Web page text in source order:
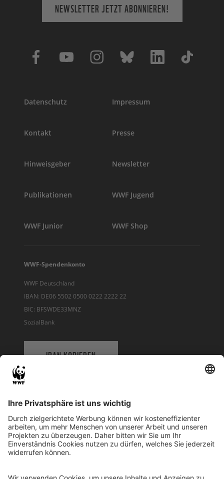
NEWSLETTER JETZT ABONNIEREN!
Datenschutz Impressum
Kontakt Presse
Hinweisgeber Newsletter
Publikationen WWF Jugend
WWF Junior WWF Shop
WWF-Spendenkonto
WWF Deutschland
IBAN: DE06 5502 0500 0222 2222 22
BIC: BFSWDE33MNZ
SozialBank
IBAN KOPIEREN
WWF Deutschland
Reinhardtstr. 18
10117 Berlin